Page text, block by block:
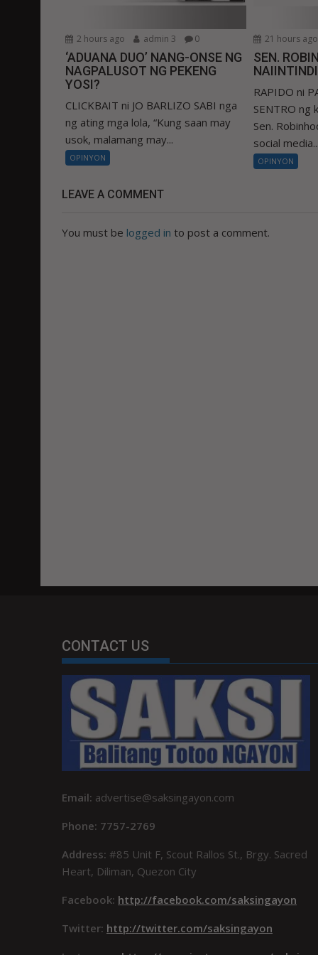
2 hours ago admin 3 0
‘ADUANA DUO’ NANG-ONSE NG
NAGPALUSOT NG PEKENG
YOSI?
CLICKBAIT ni JO BARLIZO SABI nga
ng ating mga lola, “Kung saan may
usok, malamang may...
OPINYON
21 hours ago
SEN.
RAPIDO ni
SENTRO ng
Sen.
social media...
OPINYON
LEAVE A COMMENT
You must be logged in to post a comment.
CONTACT US
Email: advertise@saksingayon.com
Phone: 7757-2769
Address: #85 Unit F, Scout Rallos St., Brgy. Sacred
Heart, Diliman, Quezon City
Facebook: http://facebook.com/saksingayon
Twitter: http://twitter.com/saksingayon